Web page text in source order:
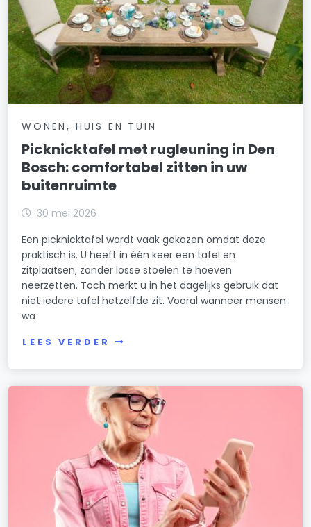
WONEN, HUIS EN TUIN
Picknicktafel met rugleuning in Den
Bosch: comfortabel zitten in uw
buitenruimte
30 mei 2026
Een picknicktafel wordt vaak gekozen omdat deze
praktisch is. U heeft in één keer een tafel en
zitplaatsen, zonder losse stoelen te hoeven
neerzetten. Toch merkt u in het dagelijks gebruik dat
niet iedere tafel hetzelfde zit. Vooral wanneer mensen
wa
LEES VERDER